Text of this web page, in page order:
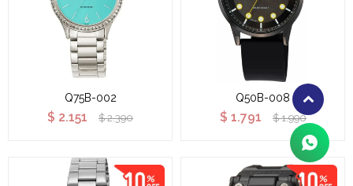
Q75B-002
$ 2.151 $ 2.390
Q50B-008
$ 1.791 $ 1.990